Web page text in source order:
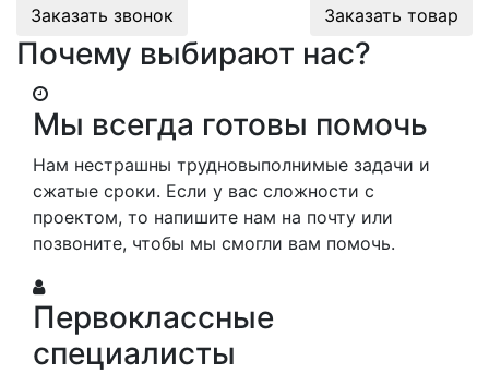
Заказать звонок
Заказать товар
Почему выбирают нас?
Мы всегда готовы помочь
Нам нестрашны трудновыполнимые задачи и
сжатые сроки. Если у вас сложности с
проектом, то напишите нам на почту или
позвоните, чтобы мы смогли вам помочь.
Первоклассные
специалисты